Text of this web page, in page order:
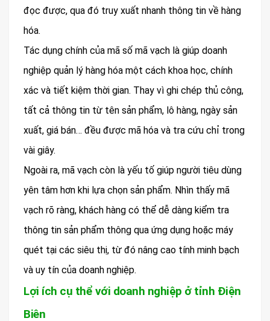
đọc được, qua đó truy xuất nhanh thông tin về hàng
hóa.
Tác dụng chính của mã số mã vạch là giúp doanh
nghiệp quản lý hàng hóa một cách khoa học, chính
xác và tiết kiệm thời gian. Thay vì ghi chép thủ công,
tất cả thông tin từ tên sản phẩm, lô hàng, ngày sản
xuất, giá bán… đều được mã hóa và tra cứu chỉ trong
vài giây.
Ngoài ra, mã vạch còn là yếu tố giúp người tiêu dùng
yên tâm hơn khi lựa chọn sản phẩm. Nhìn thấy mã
vạch rõ ràng, khách hàng có thể dễ dàng kiểm tra
thông tin sản phẩm thông qua ứng dụng hoặc máy
quét tại các siêu thị, từ đó nâng cao tính minh bạch
và uy tín của doanh nghiệp.
Lợi ích cụ thể với doanh nghiệp ở tỉnh Điện
Biên